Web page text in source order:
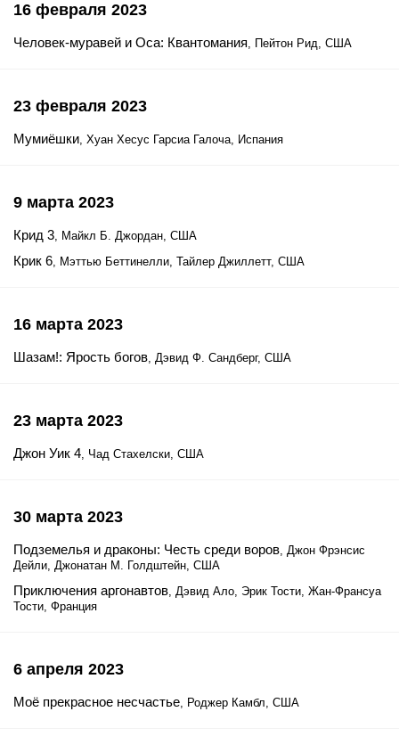
16 февраля 2023
Человек-муравей и Оса: Квантомания, Пейтон Рид, США
23 февраля 2023
Мумиёшки, Хуан Хесус Гарсиа Галоча, Испания
9 марта 2023
Крид 3, Майкл Б. Джордан, США
Крик 6, Мэттью Беттинелли, Тайлер Джиллетт, США
16 марта 2023
Шазам!: Ярость богов, Дэвид Ф. Сандберг, США
23 марта 2023
Джон Уик 4, Чад Стахелски, США
30 марта 2023
Подземелья и драконы: Честь среди воров, Джон Фрэнсис
Дейли, Джонатан М. Голдштейн, США
Приключения аргонавтов, Дэвид Ало, Эрик Тости, Жан-Франсуа
Тости, Франция
6 апреля 2023
Моё прекрасное несчастье, Роджер Камбл, США